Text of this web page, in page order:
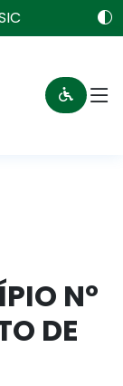
Nº
DE